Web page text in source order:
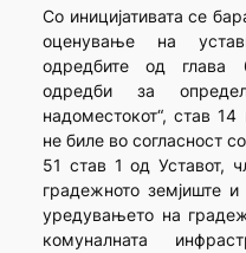
Со иницијативата се
оценување на
одредбите од глава
одредби за
надоместокот“, став
не биле во согласност
51 став 1 од Уставот,
градежното земјиште
уредувањето на
комуналната